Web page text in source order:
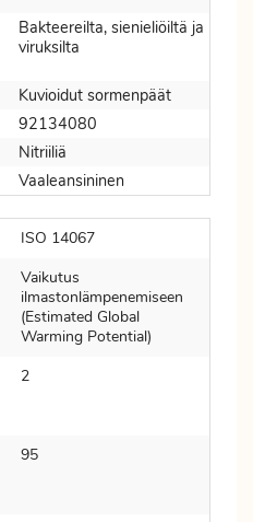
Bakteereilta, sienieliöiltä ja
viruksilta
Kuvioidut sormenpäät
92134080
Nitriiliä
Vaaleansininen
ISO 14067
Vaikutus
ilmastonlämpenemiseen
(Estimated Global
Warming Potential)
2
95